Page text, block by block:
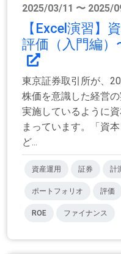
2025/03/11 〜 2025/
【Excel演習】
評価（入門編）
東京証券取引所が、
株価を意識した経営
実施しているように
まっています。「資
ど...
資産運用 証券 計
ポートフォリオ 評価
ROE ファイナンス